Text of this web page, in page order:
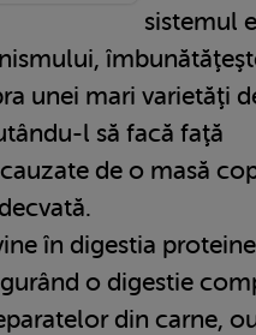
sistemul
unei mari varietăţi
l să facă faţă
de o masă
în digestia
o digestie
din carne,